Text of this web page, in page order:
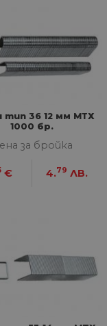
тип 36 12 мм МТХ
1000 бр.
за бройка
€ 4.79 ЛВ.